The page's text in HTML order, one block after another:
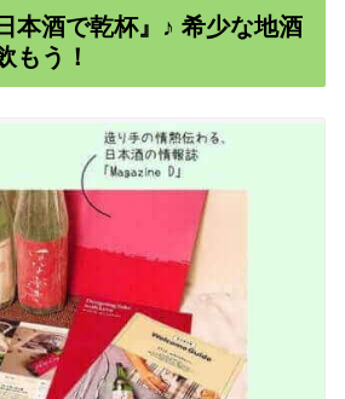
本酒で乾杯』♪ 希少な地酒
もう！